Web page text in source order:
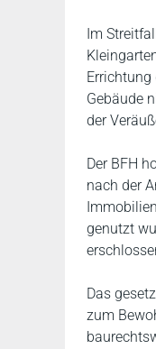
Im
Errichtung
Gebäude
der
Der BFH
nach der
genutzt
Das
zum